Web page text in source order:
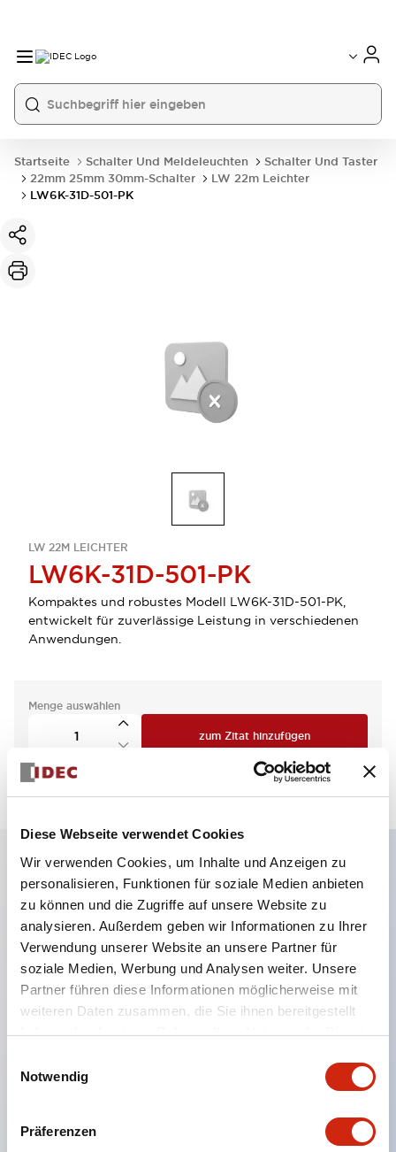
Diese Webseite verwendet Cookies
Wir verwenden Cookies, um Inhalte und Anzeigen zu
personalisieren, Funktionen für soziale Medien anbieten
zu können und die Zugriffe auf unsere Website zu
analysieren. Außerdem geben wir Informationen zu Ihrer
Verwendung unserer Website an unsere Partner für
soziale Medien, Werbung und Analysen weiter. Unsere
Partner führen diese Informationen möglicherweise mit
weiteren Daten zusammen, die Sie ihnen bereitgestellt
haben oder die sie im Rahmen Ihrer Nutzung der Dienste
Notwendig
Präferenzen
Startseite Schalter Und Meldeleuchten
Schalter Und Taster
22mm 25mm 30mm-Schalter
LW 22m Leichter
LW6K-31D-501-PK
LW 22M LEICHTER
LW6K-31D-501-PK
Kompaktes und robustes Modell LW6K-31D-501-PK,
entwickelt für zuverlässige Leistung in verschiedenen
Anwendungen.
Menge auswählen
zum Zitat hinzufügen
Hauptmerkmale
Eine dichte Montage in Gruppen ist möglich, und
das An- und Abstecken der Kontakt-Einheit ist
auch bei der dichten Montage in Gruppen einfach
durchführbar.
das An- und Abnehmen des Verriegelungshebels.
Schutzart ist Spritzwassergeschützt, IP65 (IEC
60529). (Der Summer ist geschlossen ausgeführt)